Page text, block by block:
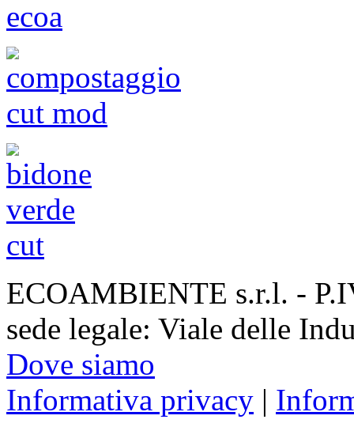
ECOAMBIENTE s.r.l. -
sede legale: Viale delle
Dove siamo
Informativa privacy |